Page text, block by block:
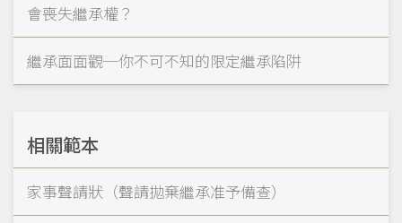
會喪失繼承權？
繼承面面觀─你不可不知的限定繼承陷阱
相關範本
家事聲請狀（聲請拋棄繼承准予備查）